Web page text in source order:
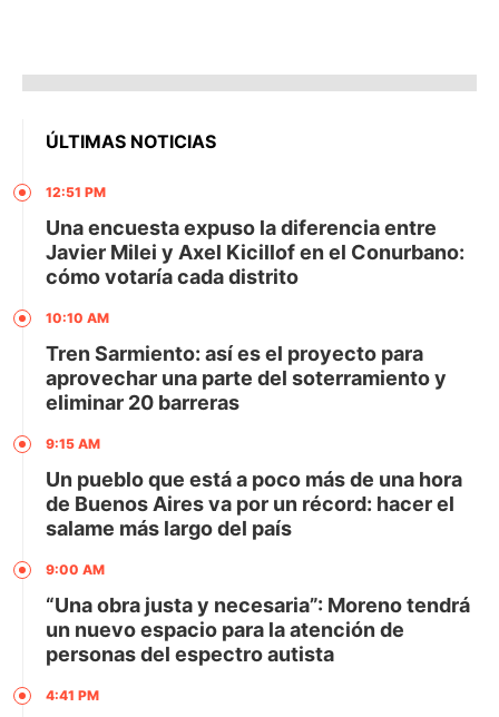
ÚLTIMAS NOTICIAS
12:51 PM
Una encuesta expuso la diferencia entre
Javier Milei y Axel Kicillof en el Conurbano:
cómo votaría cada distrito
10:10 AM
Tren Sarmiento: así es el proyecto para
aprovechar una parte del soterramiento y
eliminar 20 barreras
9:15 AM
Un pueblo que está a poco más de una hora
de Buenos Aires va por un récord: hacer el
salame más largo del país
9:00 AM
“Una obra justa y necesaria”: Moreno tendrá
un nuevo espacio para la atención de
personas del espectro autista
4:41 PM